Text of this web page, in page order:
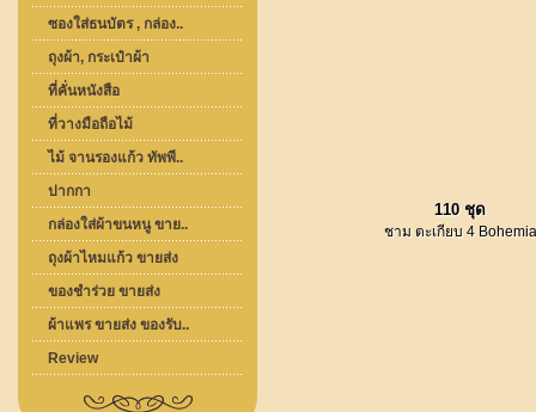
ซองใส่ธนบัตร , กล่อง..
ถุงผ้า, กระเป๋าผ้า
ที่คั่นหนังสือ
ที่วางมือถือไม้
ไม้ จานรองแก้ว ทัพพี..
ปากกา
กล่องใส่ผ้าขนหนู ขาย..
ถุงผ้าไหมแก้ว ขายส่ง
ของชำร่วย ขายส่ง
ผ้าแพร ขายส่ง ของรับ..
Review
110 ชุด
ชาม ตะเกียบ 4 Bohemia